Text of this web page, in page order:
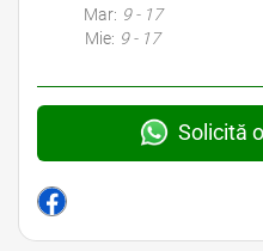
Mar: 9 - 17
Mie: 9 - 17
Solicită